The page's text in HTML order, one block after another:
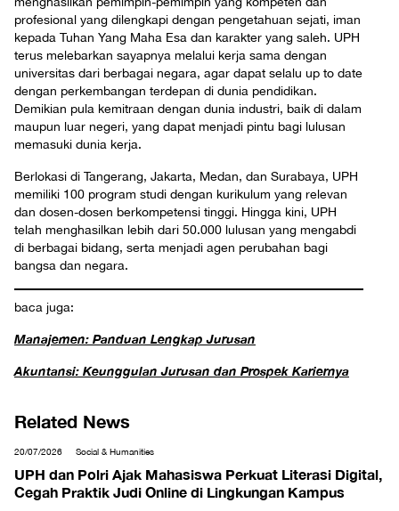
profesional yang dilengkapi dengan pengetahuan sejati, iman
kepada Tuhan Yang Maha Esa dan karakter yang saleh. UPH
terus melebarkan sayapnya melalui kerja sama dengan
universitas dari berbagai negara, agar dapat selalu up to date
dengan perkembangan terdepan di dunia pendidikan.
Demikian pula kemitraan dengan dunia industri, baik di dalam
maupun luar negeri, yang dapat menjadi pintu bagi lulusan
memasuki dunia kerja.
Berlokasi di Tangerang, Jakarta, Medan, dan Surabaya, UPH
memiliki 100 program studi dengan kurikulum yang relevan
dan dosen-dosen berkompetensi tinggi. Hingga kini, UPH
telah menghasilkan lebih dari 50.000 lulusan yang mengabdi
di berbagai bidang, serta menjadi agen perubahan bagi
bangsa dan negara.
baca juga:
Manajemen: Panduan Lengkap Jurusan
Akuntansi: Keunggulan Jurusan dan Prospek Kariernya
Related News
20/07/2026 Social & Humanities
UPH dan Polri Ajak Mahasiswa Perkuat Literasi Digital,
Cegah Praktik Judi Online di Lingkungan Kampus